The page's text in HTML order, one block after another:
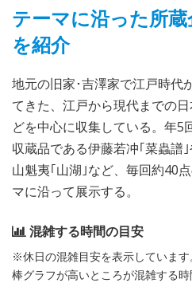
テーマに沿った所
を紹介
地元の旧家･吉澤家で江戸時代
てきた、江戸から現代までの
どを中心に収集している。年5
収蔵品である伊藤若冲｢菜蟲譜
山魁夷｢山湖｣など、毎回約40
マに沿って展示する。
混雑する時間の目安
※休日の混雑目安を表示しています
棒グラフが高いところが混雑する時